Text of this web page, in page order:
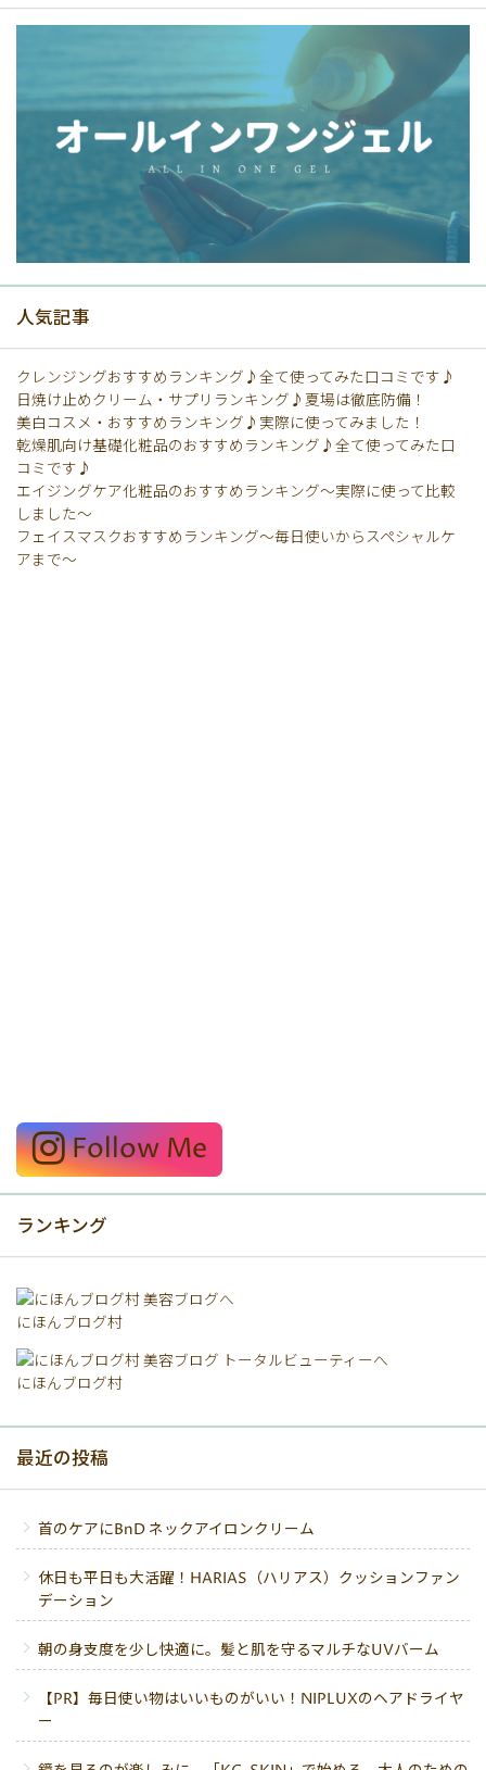
人気記事
クレンジングおすすめランキング♪全て使ってみた口コミです♪
日焼け止めクリーム・サプリランキング♪夏場は徹底防備！
美白コスメ・おすすめランキング♪実際に使ってみました！
乾燥肌向け基礎化粧品のおすすめランキング♪全て使ってみた口
コミです♪
エイジングケア化粧品のおすすめランキング〜実際に使って比較
しました〜
フェイスマスクおすすめランキング〜毎日使いからスペシャルケ
アまで〜
Follow Me
ランキング
にほんブログ村
にほんブログ村
最近の投稿
首のケアにBnD ネックアイロンクリーム
休日も平日も大活躍！HARIAS（ハリアス）クッションファン
デーション
朝の身支度を少し快適に。髪と肌を守るマルチなUVバーム
【PR】毎日使い物はいいものがいい！NIPLUXのヘアドライヤ
ー